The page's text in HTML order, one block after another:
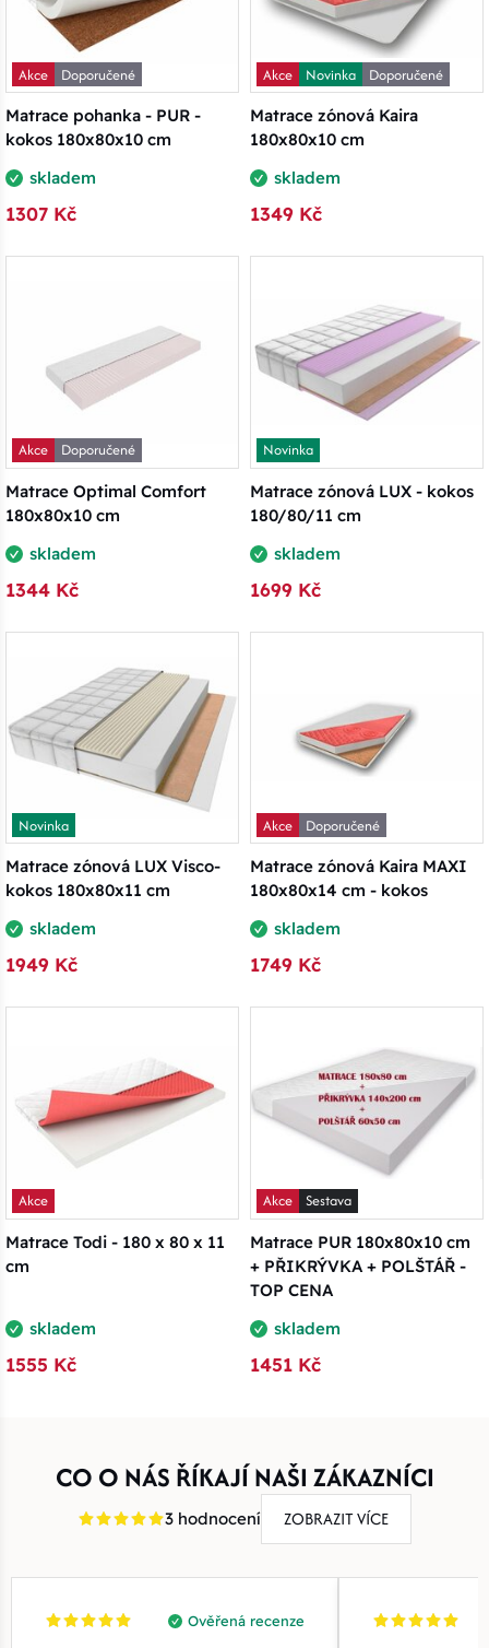
Akce
Doporučené
Matrace pohanka - PUR -
kokos 180x80x10 cm
skladem
1307 Kč
Akce Novinka
Doporučené
Matrace zónová Kaira
180x80x10 cm
skladem
1349 Kč
Akce
Doporučené
Matrace Optimal Comfort
180x80x10 cm
skladem
1344 Kč
Novinka
Matrace zónová LUX - kokos
180/80/11 cm
skladem
1699 Kč
Novinka
Matrace zónová LUX Visco-
kokos 180x80x11 cm
skladem
1949 Kč
Akce
Doporučené
Matrace zónová Kaira MAXI
180x80x14 cm - kokos
skladem
1749 Kč
Akce
Matrace Todi - 180 x 80 x 11
cm
skladem
1555 Kč
Akce
Sestava
Matrace PUR 180x80x10 cm
+ PŘIKRÝVKA + POLŠTÁŘ -
TOP CENA
skladem
1451 Kč
CO O NÁS ŘÍKAJÍ NAŠI ZÁKAZNÍCI
3 hodnocení ZOBRAZIT VÍCE
Ověřená recenze